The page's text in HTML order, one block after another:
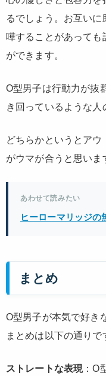
るでしょう。お互い
嘩することがあっても
ができます。
O型男子は行動力が抜
き回っているような人
どちらかというとア
がウマが合うと思いま
あわせて読みたい
ヒーローマリッジの
まとめ
O型男子が本気で好き
まとめは以下の通りで
ストレートな表現：O